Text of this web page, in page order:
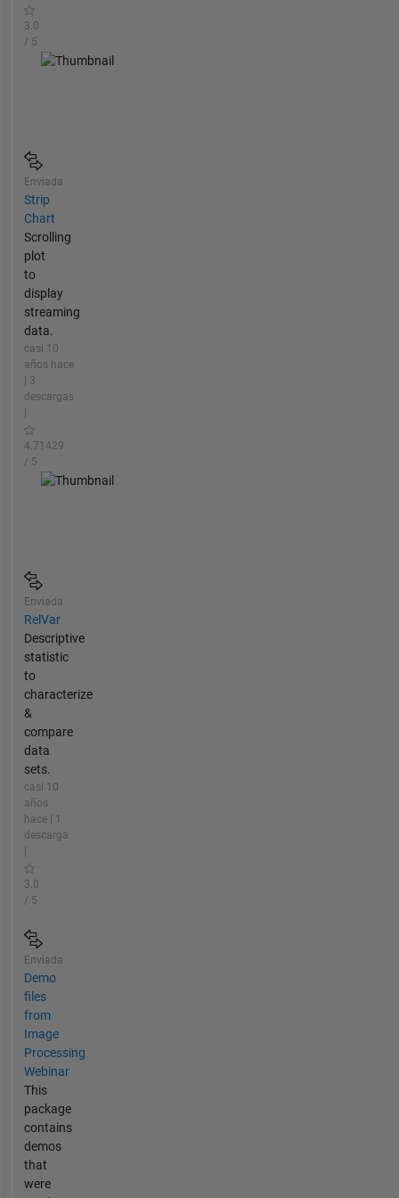
3.0
/ 5
Enviada
Strip
Chart
Scrolling
plot
to
display
streaming
data.
casi 10
años hace
| 3
descargas
4.71429
/ 5
Enviada
RelVar
Descriptive
statistic
to
characterize
&
compare
data
sets.
casi 10
años
hace | 1
descarga
3.0
/ 5
Enviada
Demo
files
from
Image
Processing
Webinar
This
package
contains
demos
that
were